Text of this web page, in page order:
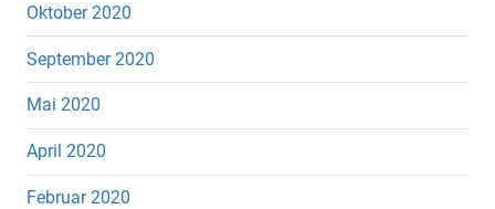
Oktober 2020
September 2020
Mai 2020
April 2020
Februar 2020